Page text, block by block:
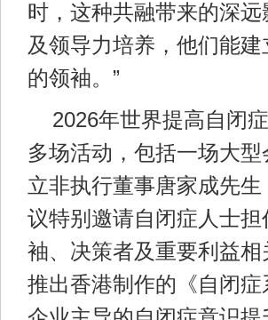
时，这种共融带来的深
及领导力培养，他们能
的领袖。”
2026年世界提高自闭
多场活动，包括一场大
立非执行董事唐家成先
议特别邀请自闭症人士
袖、决策者及重要利益
推出香港制作的《自闭